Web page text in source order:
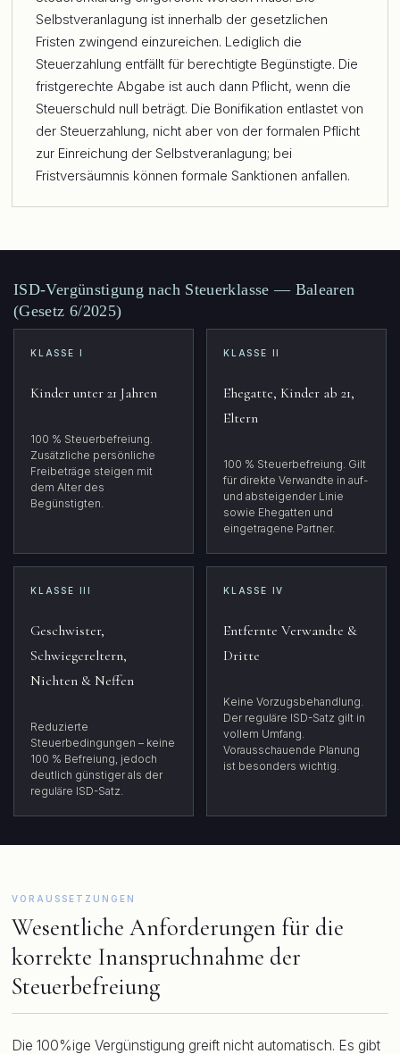
Selbstveranlagung ist innerhalb der gesetzlichen
Fristen zwingend einzureichen. Lediglich die
Steuerzahlung entfällt für berechtigte Begünstigte. Die
fristgerechte Abgabe ist auch dann Pflicht, wenn die
Steuerschuld null beträgt. Die Bonifikation entlastet von
der Steuerzahlung, nicht aber von der formalen Pflicht
zur Einreichung der Selbstveranlagung; bei
Fristversäumnis können formale Sanktionen anfallen.
ISD-Vergünstigung nach Steuerklasse — Balearen
(Gesetz 6/2025)
KLASSE I
Kinder unter 21 Jahren
100 % Steuerbefreiung.
Zusätzliche persönliche
Freibeträge steigen mit
dem Alter des
Begünstigten.
KLASSE II
Ehegatte, Kinder ab 21,
Eltern
100 % Steuerbefreiung. Gilt
für direkte Verwandte in auf-
und absteigender Linie
sowie Ehegatten und
eingetragene Partner.
KLASSE III
Geschwister,
Schwiegereltern,
Nichten & Neffen
Reduzierte
Steuerbedingungen – keine
100 % Befreiung, jedoch
deutlich günstiger als der
reguläre ISD-Satz.
KLASSE IV
Entfernte Verwandte &
Dritte
Keine Vorzugsbehandlung.
Der reguläre ISD-Satz gilt in
vollem Umfang.
Vorausschauende Planung
ist besonders wichtig.
VORAUSSETZUNGEN
Wesentliche Anforderungen für die
korrekte Inanspruchnahme der
Steuerbefreiung
Die 100%ige Vergünstigung greift nicht automatisch. Es gibt